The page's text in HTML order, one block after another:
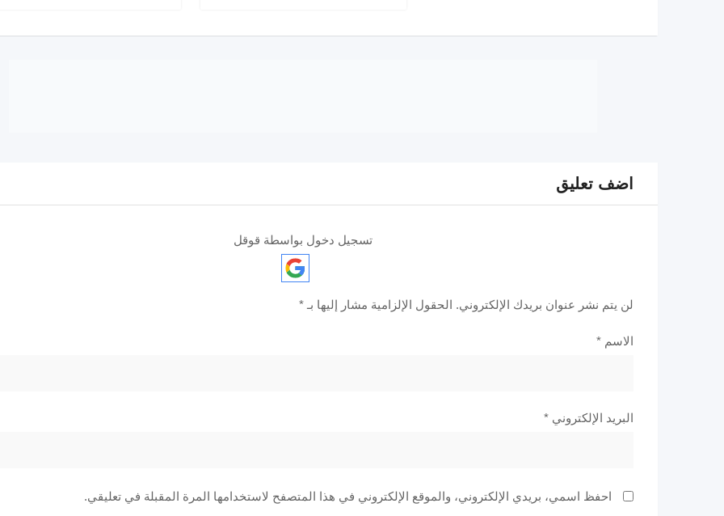
اضف تعليق
تسجيل دخول بواسطة قوقل
لن يتم نشر عنوان بريدك الإلكتروني. الحقول الإلزامية مشار إليها بـ *
الاسم *
البريد الإلكتروني *
احفظ اسمي، بريدي الإلكتروني، والموقع الإلكتروني في هذا المتصفح لاستخدامها المرة المقبلة في تعليقي.